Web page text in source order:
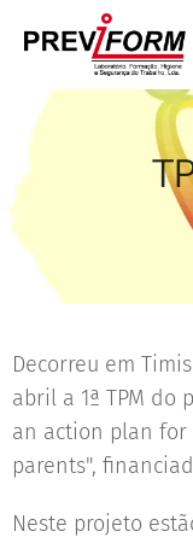
Decorreu em
abril a 1ª TPM
an action plan
parents",
Neste projeto